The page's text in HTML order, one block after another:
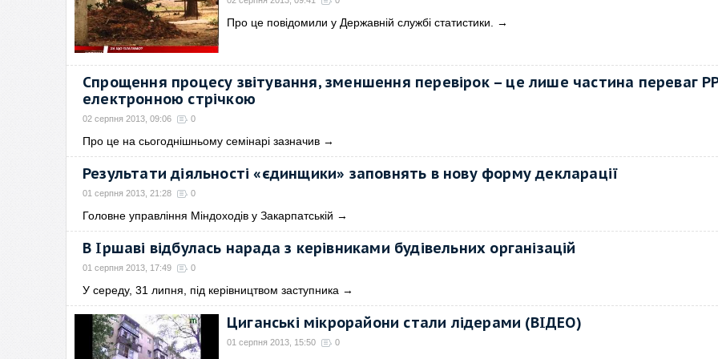
Про це повідомили у Державній службі статистики. →
Спрощення процесу звітування, зменшення перевірок – це лише частина переваг
електронною стрічкою
02 серпня 2013, 09:06 0
Про це на сьогоднішньому семінарі зазначив →
Результати діяльності «єдинщики» заповнять в нову форму декларації
01 серпня 2013, 21:28 0
Головне управління Міндоходів у Закарпатській →
В Іршаві відбулась нарада з керівниками будівельних організацій
01 серпня 2013, 17:49 0
У середу, 31 липня, під керівництвом заступника →
Циганські мікрорайони стали лідерами (ВІДЕО)
01 серпня 2013, 15:50 0